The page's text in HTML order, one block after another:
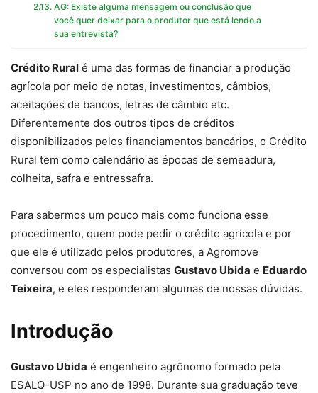
AG: Existe alguma mensagem ou conclusão que
você quer deixar para o produtor que está lendo a
sua entrevista?
Crédito Rural é uma das formas de financiar a produção
agrícola por meio de notas, investimentos, câmbios,
aceitações de bancos, letras de câmbio etc.
Diferentemente dos outros tipos de créditos
disponibilizados pelos financiamentos bancários, o Crédito
Rural tem como calendário as épocas de semeadura,
colheita, safra e entressafra.
Para sabermos um pouco mais como funciona esse
procedimento, quem pode pedir o crédito agrícola e por
que ele é utilizado pelos produtores, a Agromove
conversou com os especialistas Gustavo Ubida e Eduardo
Teixeira, e eles responderam algumas de nossas dúvidas.
Introdução
Gustavo Ubida é engenheiro agrônomo formado pela
ESALQ-USP no ano de 1998. Durante sua graduação teve